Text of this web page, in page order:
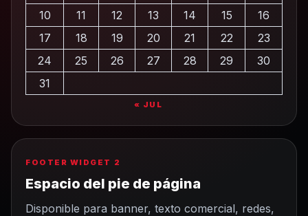
10
11 12 13 14 15
16
17
18 19 20 21 22
23
24
25 26 27 28 29
30
31
« JUL
FOOTER WIDGET 2
Espacio del pie de página
Disponible para banner, texto comercial, redes,